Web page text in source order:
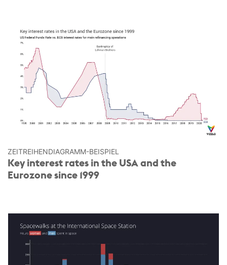
ZEITREIHEN­DIAGRAMM-BEISPIEL
Key interest rates in the USA and the
Eurozone since 1999